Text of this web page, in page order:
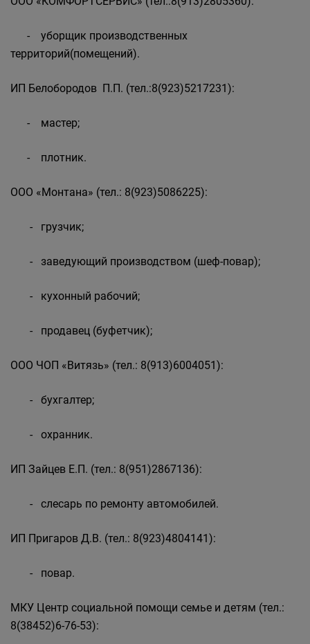
- уборщик производственных
территорий(помещений).
ИП Белобородов П.П. (тел.:8(923)5217231):
- мастер;
- плотник.
ООО «Монтана» (тел.: 8(923)5086225):
- грузчик;
- заведующий производством (шеф-повар);
- кухонный рабочий;
- продавец (буфетчик);
ООО ЧОП «Витязь» (тел.: 8(913)6004051):
- бухгалтер;
- охранник.
ИП Зайцев Е.П. (тел.: 8(951)2867136):
- слесарь по ремонту автомобилей.
ИП Пригаров Д.В. (тел.: 8(923)4804141):
- повар.
МКУ Центр социальной помощи семье и детям (тел.:
8(38452)6-76-53):